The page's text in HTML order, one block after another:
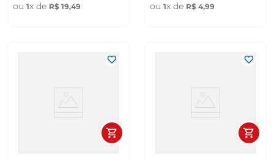
ou 1x de R$ 19,49 ou 1x de R$ 4,99